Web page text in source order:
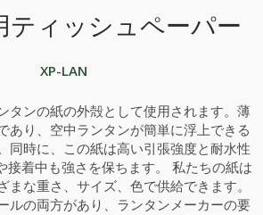
ティッシュペーパー
XP-LAN
タンの紙の外殻として使用されます。薄
あり、空中ランタンが簡単に浮上できる
同時に、この紙は高い引張強度と耐水性
接着中も強さを保ちます。 私たちの紙は
まな重さ、サイズ、色で供給できます。
ルの両方があり、ランタンメーカーの要